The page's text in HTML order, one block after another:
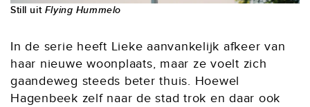
Still uit Flying Hummelo
In de serie heeft Lieke aanvankelijk afkeer van
haar nieuwe woonplaats, maar ze voelt zich
gaandeweg steeds beter thuis. Hoewel
Hagenbeek zelf naar de stad trok en daar ook